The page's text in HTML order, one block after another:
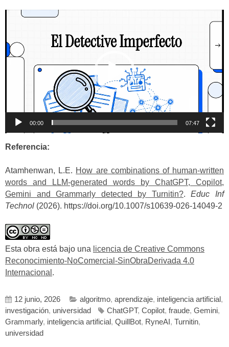
Reproductor
00:00 07:47
Referencia:
Atamhenwan, L.E. How are combinations of human-written
words and LLM-generated words by ChatGPT, Copilot,
Gemini and Grammarly detected by Turnitin?.Educ Inf
Technol (2026). https://doi.org/10.1007/s10639-026-14049-2
Esta obra está bajo una licencia de Creative Commons
Reconocimiento-NoComercial-SinObraDerivada 4.0
Internacional .
12 junio, 2026 algoritmo, aprendizaje, inteligencia artificial ,
investigación, universidad ChatGPT, Copilot, fraude, Gemini,
Grammarly, inteligencia artificial , QuillBot, RyneAI , Turnitin,
universidad